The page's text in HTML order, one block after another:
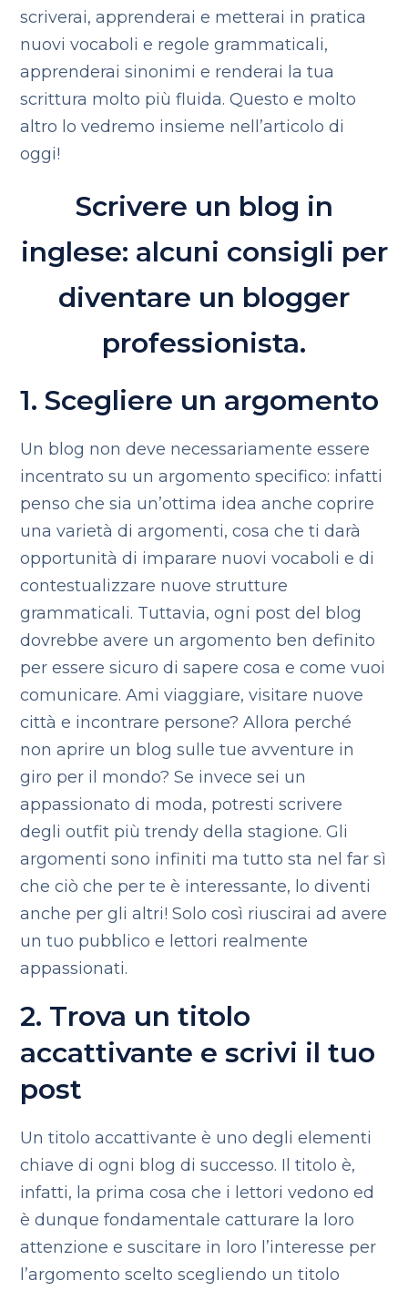
scriverai, apprenderai e metterai in pratica
nuovi vocaboli e regole grammaticali,
apprenderai sinonimi e renderai la tua
scrittura molto più fluida. Questo e molto
altro lo vedremo insieme nell’articolo di
oggi!
Scrivere un blog in
inglese: alcuni consigli per
diventare un blogger
professionista.
1. Scegliere un argomento
Un blog non deve necessariamente essere
incentrato su un argomento specifico: infatti
penso che sia un’ottima idea anche coprire
una varietà di argomenti, cosa che ti darà
opportunità di imparare nuovi vocaboli e di
contestualizzare nuove strutture
grammaticali. Tuttavia, ogni post del blog
dovrebbe avere un argomento ben definito
per essere sicuro di sapere cosa e come vuoi
comunicare. Ami viaggiare, visitare nuove
città e incontrare persone? Allora perché
non aprire un blog sulle tue avventure in
giro per il mondo? Se invece sei un
appassionato di moda, potresti scrivere
degli outfit più trendy della stagione. Gli
argomenti sono infiniti ma tutto sta nel far sì
che ciò che per te è interessante, lo diventi
anche per gli altri! Solo così riuscirai ad avere
un tuo pubblico e lettori realmente
appassionati.
2. Trova un titolo
accattivante e scrivi il tuo
post
Un titolo accattivante è uno degli elementi
chiave di ogni blog di successo. Il titolo è,
infatti, la prima cosa che i lettori vedono ed
è dunque fondamentale catturare la loro
attenzione e suscitare in loro l’interesse per
l’argomento scelto scegliendo un titolo